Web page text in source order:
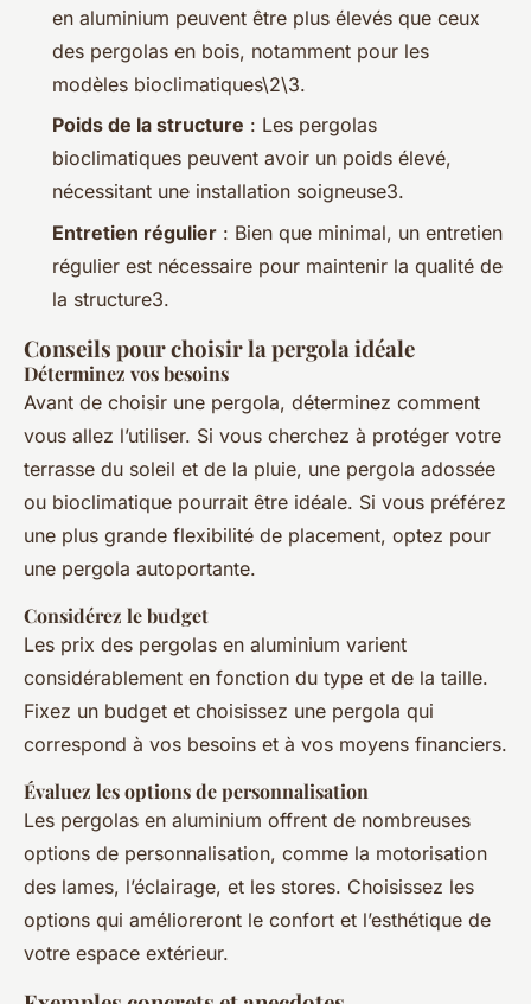
en aluminium peuvent être plus élevés que ceux
des pergolas en bois, notamment pour les
modèles bioclimatiques\2\3.
Poids de la structure : Les pergolas
bioclimatiques peuvent avoir un poids élevé,
nécessitant une installation soigneuse3.
Entretien régulier : Bien que minimal, un entretien
régulier est nécessaire pour maintenir la qualité de
la structure3.
Conseils pour choisir la pergola idéale
Déterminez vos besoins
Avant de choisir une pergola, déterminez comment
vous allez l’utiliser. Si vous cherchez à protéger votre
terrasse du soleil et de la pluie, une pergola adossée
ou bioclimatique pourrait être idéale. Si vous préférez
une plus grande flexibilité de placement, optez pour
une pergola autoportante.
Considérez le budget
Les prix des pergolas en aluminium varient
considérablement en fonction du type et de la taille.
Fixez un budget et choisissez une pergola qui
correspond à vos besoins et à vos moyens financiers.
Évaluez les options de personnalisation
Les pergolas en aluminium offrent de nombreuses
options de personnalisation, comme la motorisation
des lames, l’éclairage, et les stores. Choisissez les
options qui amélioreront le confort et l’esthétique de
votre espace extérieur.